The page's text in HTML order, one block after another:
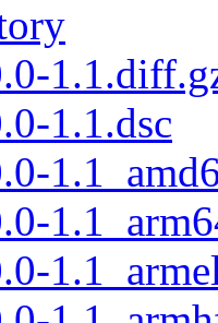
1.1.dsc